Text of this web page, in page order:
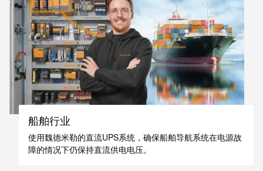
机
工
业
照
明
装
配
服
力
战
“疫”，
同
心
守
“沪”
多
措
并
船舶行业
使用魏德米勒的直流UPS系统，确保船舶导航系统在电源故
障的情况下仍保持直流供电电压。